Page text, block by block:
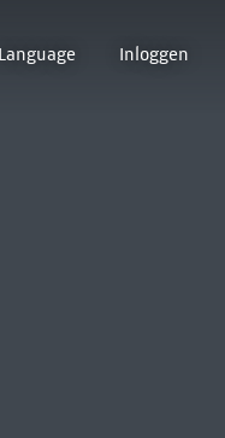
Language Inloggen